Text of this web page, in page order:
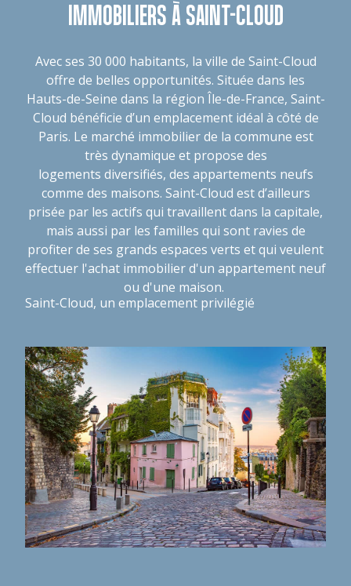
IMMOBILIERS À SAINT-CLOUD
Avec ses 30 000 habitants, la ville de Saint-Cloud
offre de belles opportunités. Située dans les
Hauts-de-Seine dans la région Île-de-France, Saint-
Cloud bénéficie d’un emplacement idéal à côté de
Paris. Le marché immobilier de la commune est
très dynamique et propose des
logements diversifiés, des appartements neufs
comme des maisons. Saint-Cloud est d’ailleurs
prisée par les actifs qui travaillent dans la capitale,
mais aussi par les familles qui sont ravies de
profiter de ses grands espaces verts et qui veulent
effectuer l'achat immobilier d'un appartement neuf
ou d'une maison.
Saint-Cloud, un emplacement privilégié